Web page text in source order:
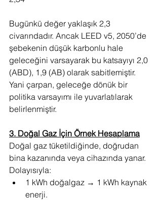
Bugünkü değer yaklaşık 2,3
civarındadır. Ancak LEED v5, 2050’de
şebekenin düşük karbonlu hale
geleceğini varsayarak bu katsayıyı 2,0
(ABD), 1,9 (AB) olarak sabitlemiştir.
Yani çarpan, geleceğe dönük bir
politika varsayımı ile yuvarlatılarak
belirlenmiştir.
3. Doğal Gaz İçin Örnek Hesaplama
Doğal gaz tüketildiğinde, doğrudan
bina kazanında veya cihazında yanar.
Dolayısıyla:
1 kWh doğalgaz → 1 kWh kaynak
enerji.